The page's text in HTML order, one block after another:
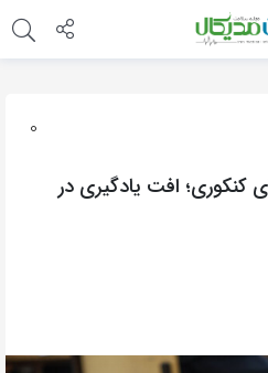
0
کنکوری؛ افت یادگیری در